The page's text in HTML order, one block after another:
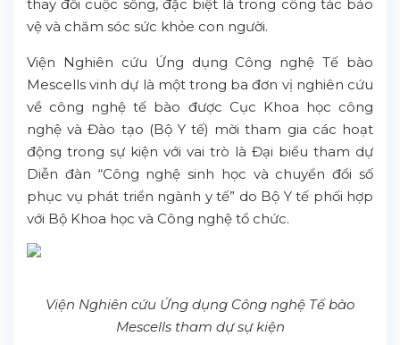
thay đổi cuộc sống, đặc biệt là trong công tác bảo
vệ và chăm sóc sức khỏe con người.
Viện Nghiên cứu Ứng dụng Công nghệ Tế bào
Mescells vinh dự là một trong ba đơn vị nghiên cứu
về công nghệ tế bào được Cục Khoa học công
nghệ và Đào tạo (Bộ Y tế) mời tham gia các hoạt
động trong sự kiện với vai trò là Đại biểu tham dự
Diễn đàn “Công nghệ sinh học và chuyển đổi số
phục vụ phát triển ngành y tế” do Bộ Y tế phối hợp
với Bộ Khoa học và Công nghệ tổ chức.
Viện Nghiên cứu Ứng dụng Công nghệ Tế bào
Mescells tham dự sự kiện